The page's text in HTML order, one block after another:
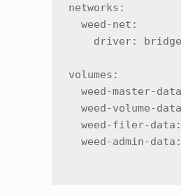
networks:
  weed-net:
    driver: bridge
volumes:
weed-master-
weed-volume-
  weed-filer-data:
  weed-admin-data: